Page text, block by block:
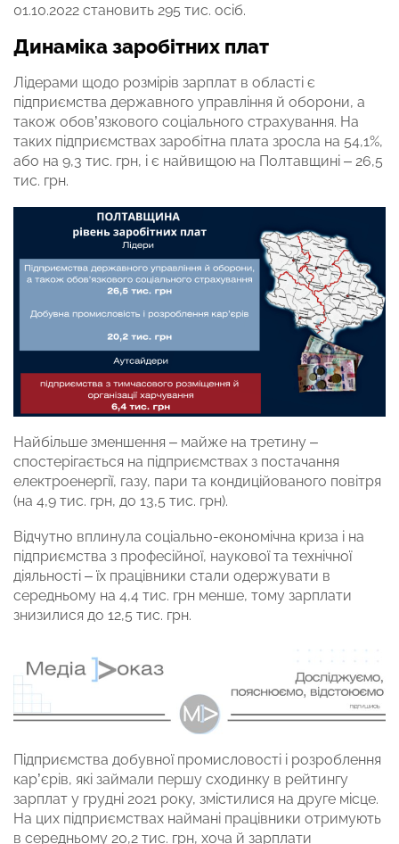
01.10.2022 становить 295 тис. осіб.
Динаміка заробітних плат
Лідерами щодо розмірів зарплат в області є
підприємства державного управління й оборони, а
також обов’язкового соціального страхування. На
таких підприємствах заробітна плата зросла на 54,1%,
або на 9,3 тис. грн, і є найвищою на Полтавщині – 26,5
тис. грн.
Найбільше зменшення – майже на третину –
спостерігається на підприємствах з постачання
електроенергії, газу, пари та кондиційованого повітря
(на 4,9 тис. грн, до 13,5 тис. грн).
Відчутно вплинула соціально-економічна криза і на
підприємства з професійної, наукової та технічної
діяльності – їх працівники стали одержувати в
середньому на 4,4 тис. грн менше, тому зарплати
знизилися до 12,5 тис. грн.
Підприємства добувної промисловості і розроблення
кар’єрів, які займали першу сходинку в рейтингу
зарплат у грудні 2021 року, змістилися на друге місце.
На цих підприємствах наймані працівники отримують
в середньому 20,2 тис. грн, хоча й зарплати